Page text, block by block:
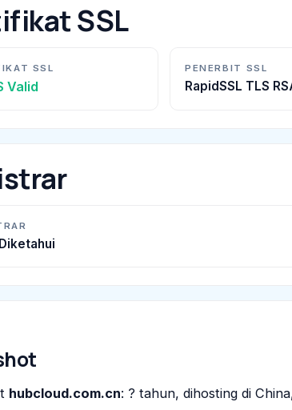
SSL
SSL
Valid
PENERBIT SSL
RapidSSL TLS
hubcloud.com.cn: ? tahun, dihosting di